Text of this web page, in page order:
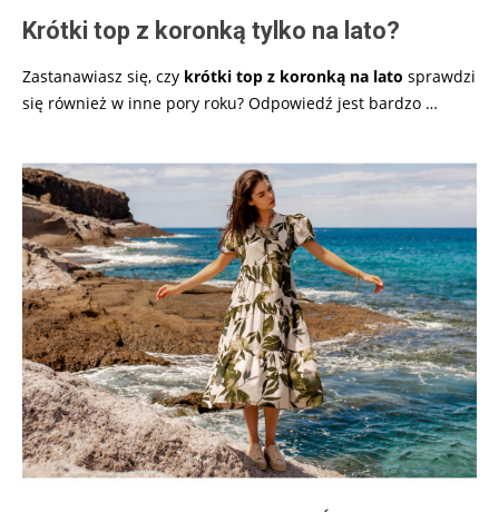
Krótki top z koronką tylko na lato?
Zastanawiasz się, czy krótki top z koronką na lato sprawdzi
się również w inne pory roku? Odpowiedź jest bardzo …